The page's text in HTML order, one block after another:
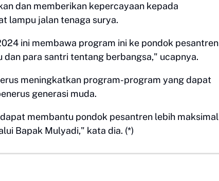
dan memberikan kepercayaan kepada
lampu jalan tenaga surya.
ini membawa program ini ke pondok pesantren
para santri tentang berbangsa," ucapnya.
meningkatkan program-program yang dapat
generasi muda.
membantu pondok pesantren lebih maksimal
Bapak Mulyadi," kata dia. (*)